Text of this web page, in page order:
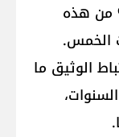
القروض المصرفيّة، أو 88% من هذه
الخمس.
الوثيق ما